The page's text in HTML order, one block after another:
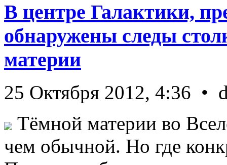
В центре Галактики,
обнаружены следы
материи
25 Октября 2012, 4:36 •
Тёмной материи во
чем обычной. Но где